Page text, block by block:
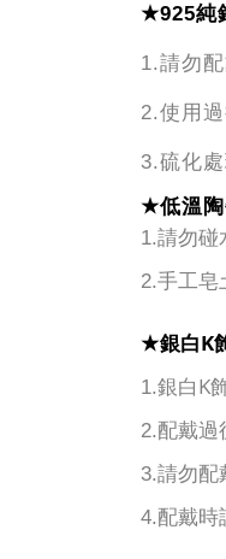
★925純
1.請勿
2.使用
3.硫化
★低溫
1.請勿碰
2.手工皂
★銀白K
1.銀白 K
2.配戴過
3.請勿配
4.配戴時